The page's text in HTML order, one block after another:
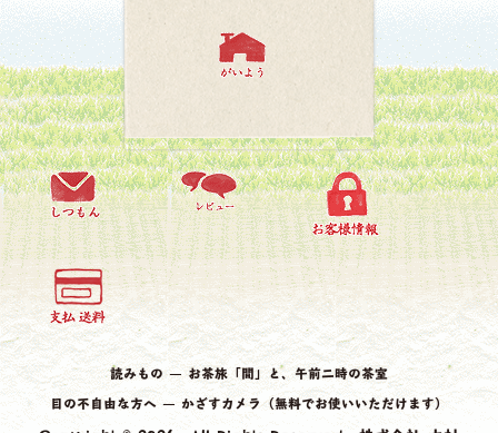
読みもの ― お茶旅「間」と、午前二時の茶室
目の不自由な方へ ― かざすカメラ（無料でお使いいただけます）